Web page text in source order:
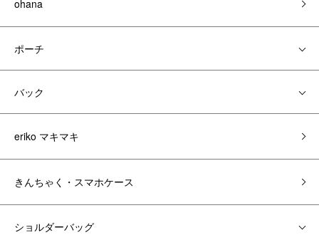
ohana
ポーチ
バック
eriko マキマキ
きんちゃく・スマホケース
ショルダーバッグ